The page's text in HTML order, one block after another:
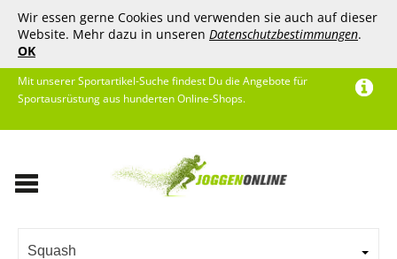
Wir essen gerne Cookies und verwenden sie auch auf dieser
Website. Mehr dazu in unseren Datenschutzbestimmungen.
OK
Mit unserer Sportartikel-Suche findest Du die Angebote für
Sportausrüstung aus hunderten Online-Shops.
Squash